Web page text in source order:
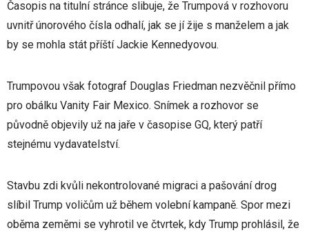
Časopis na titulní stránce slibuje, že Trumpová v rozhovoru
uvnitř únorového čísla odhalí, jak se jí žije s manželem a jak
by se mohla stát příští Jackie Kennedyovou.
Trumpovou však fotograf Douglas Friedman nezvěčnil přímo
pro obálku Vanity Fair Mexico. Snímek a rozhovor se
původně objevily už na jaře v časopise GQ, který patří
stejnému vydavatelství.
Stavbu zdi kvůli nekontrolované migraci a pašování drog
slíbil Trump voličům už během volební kampaně. Spor mezi
oběma zeměmi se vyhrotil ve čtvrtek, kdy Trump prohlásil, že